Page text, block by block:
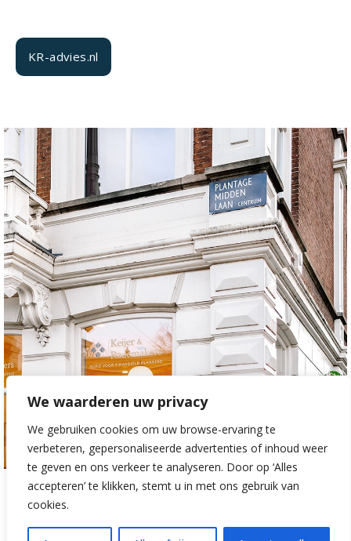
We waarderen uw privacy
We gebruiken cookies om uw browse-ervaring te
verbeteren, gepersonaliseerde advertenties of inhoud weer
te geven en ons verkeer te analyseren. Door op ‘Alles
accepteren’ te klikken, stemt u in met ons gebruik van
cookies.
KR-advies.nl